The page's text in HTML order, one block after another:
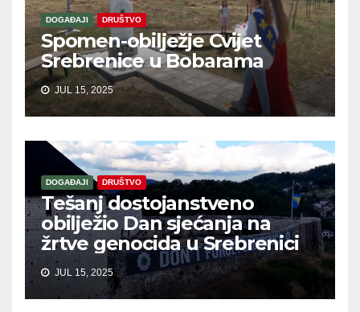
DOGAĐAJI DRUŠTVO
Spomen-obilježje Cvijet
Srebrenice u Bobarama
JUL 15, 2025
DOGAĐAJI DRUŠTVO
Tešanj dostojanstveno
obilježio Dan sjećanja na
žrtve genocida u Srebrenici
JUL 15, 2025